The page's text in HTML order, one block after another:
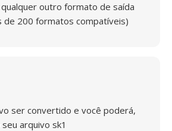
qualquer outro formato de saída
de 200 formatos compatíveis)
ser convertido e você poderá,
arquivo sk1